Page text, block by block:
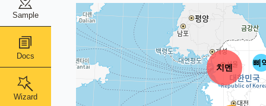
Sample
Docs
Wizard
치멘 삐